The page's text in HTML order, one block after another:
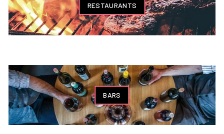
RESTAURANTS
BARS